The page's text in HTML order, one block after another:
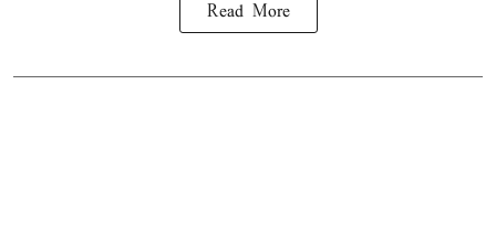
Read More